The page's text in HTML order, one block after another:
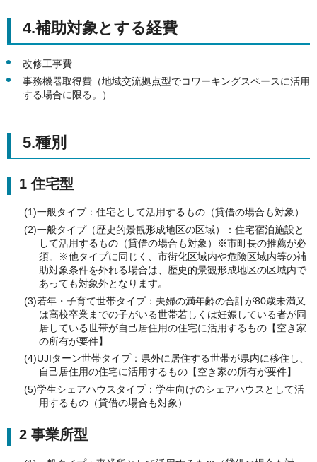
4.補助対象とする経費
改修工事費
事務機器取得費（地域交流拠点型でコワーキングスペースに活用
する場合に限る。）
5.種別
1 住宅型
(1)一般タイプ：住宅として活用するもの（貸借の場合も対象）
(2)一般タイプ（歴史的景観形成地区の区域）：住宅宿泊施設と
して活用するもの（貸借の場合も対象）※市町長の推薦が必
須。※他タイプに同じく、市街化区域内や危険区域内等の補
助対象条件を外れる場合は、歴史的景観形成地区の区域内で
あっても対象外となります。
(3)若年・子育て世帯タイプ：夫婦の満年齢の合計が80歳未満又
は高校卒業までの子がいる世帯若しくは妊娠している者が同
居している世帯が自己居住用の住宅に活用するもの【空き家
の所有が要件】
(4)UJIターン世帯タイプ：県外に居住する世帯が県内に移住し、
自己居住用の住宅に活用するもの【空き家の所有が要件】
(5)学生シェアハウスタイプ：学生向けのシェアハウスとして活
用するもの（貸借の場合も対象）
2 事業所型